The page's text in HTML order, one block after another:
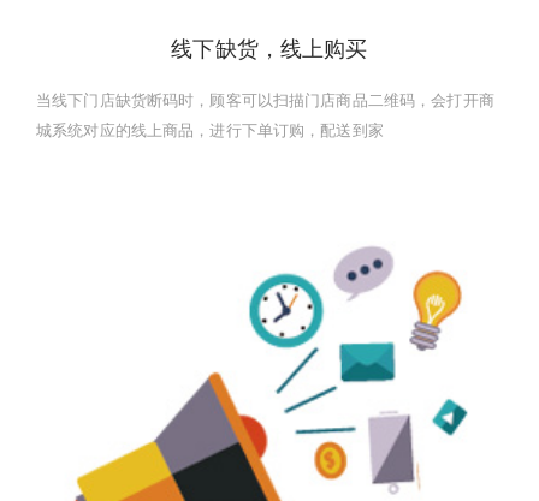
线下缺货，线上购买
当线下门店缺货断码时，顾客可以扫描门店商品二维码，会打开商
城系统对应的线上商品，进行下单订购，配送到家